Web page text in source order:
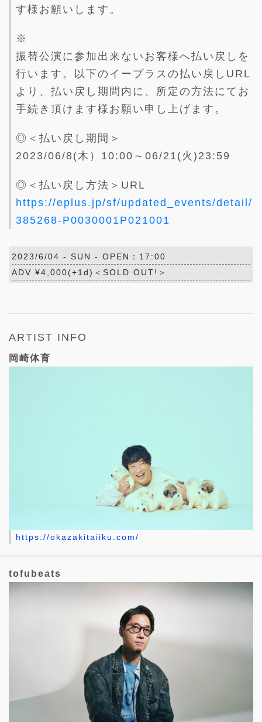
す様お願いします。
※
振替公演に参加出来ないお客様へ払い戻しを
行います。以下のイープラスの払い戻しURL
より、払い戻し期間内に、所定の方法にてお
手続き頂けます様お願い申し上げます。
◎＜払い戻し期間＞
2023/06/8(木）10:00～06/21(火)23:59
◎＜払い戻し方法＞URL
https://eplus.jp/sf/updated_events/detail/
385268-P0030001P021001
2023/6/04 - SUN - OPEN：17:00
ADV ¥4,000(+1d)＜SOLD OUT!＞
ARTIST INFO
岡崎体育
https://okazakitaiiku.com/
tofubeats